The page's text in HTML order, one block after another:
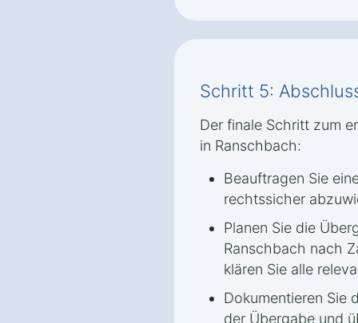
Schritt 5:
Der finale Schritt zum
in Ranschbach:
Beauftragen Sie
rechtssicher
Planen Sie die
Ranschbach nach
klären Sie alle
Dokumentieren Sie
der Übergabe und